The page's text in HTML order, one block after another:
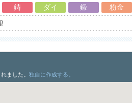
鋳 ダイ 鍛 粉金